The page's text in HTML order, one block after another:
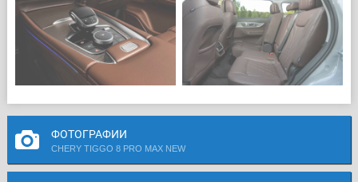
ФОТОГРАФИИ
CHERY TIGGO 8 PRO MAX NEW